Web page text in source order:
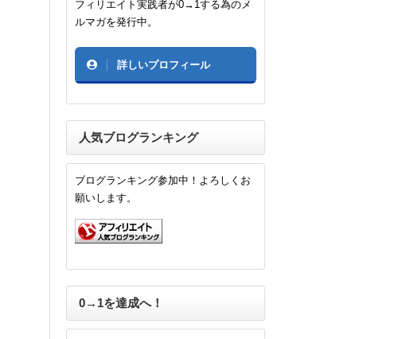
フィリエイト実践者が0→1する為のメ
ルマガを発行中。
詳しいプロフィール
人気ブログランキング
ブログランキング参加中！よろしくお
願いします。
0→1を達成へ！